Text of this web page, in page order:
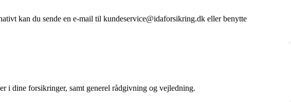
kan du sende en e-mail til kundeservice@idaforsikring.dk eller benytte
i dine forsikringer, samt generel rådgivning og vejledning.